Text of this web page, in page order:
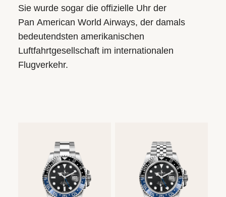
Sie wurde sogar die offizielle Uhr der
Pan American World Airways, der damals
bedeutendsten amerikanischen
Luftfahrtgesellschaft im internationalen
Flugverkehr.